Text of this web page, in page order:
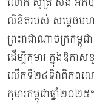
លិខិតរបស់ សម្ដេចមហ
ព្រះរាជាណាចក្រកម្ពុ
ដើម្បីកុមារ ក្នុងឱកា
លើកទី២៤ទិវាពិភពល
កុមារកម្ពុជាឆ្នាំ២០២៥